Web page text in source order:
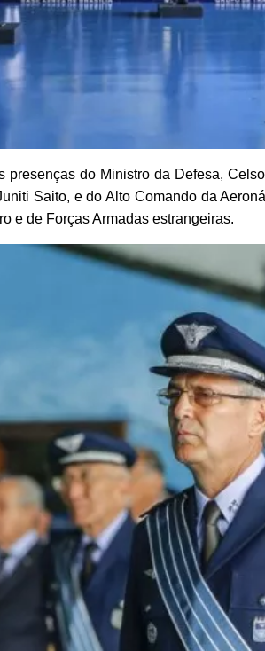
presenças do Ministro da Defesa,
Saito, e do Alto Comando da
e de Forças Armadas estrangeiras.